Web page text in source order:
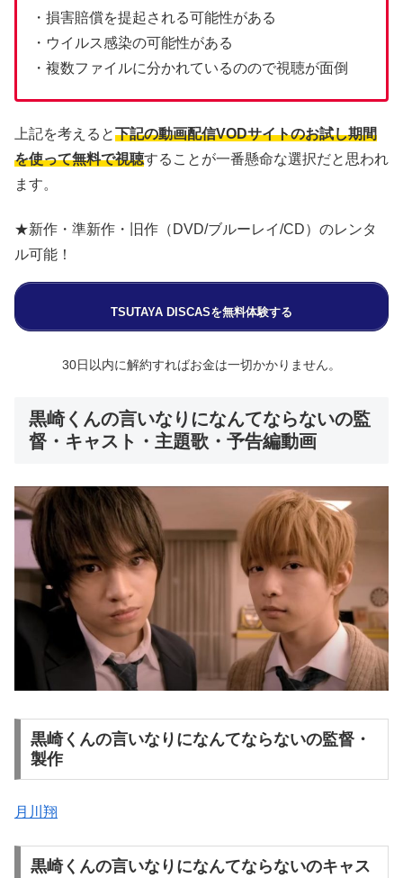
・損害賠償を提起される可能性がある
・ウイルス感染の可能性がある
・複数ファイルに分かれているのので視聴が面倒
上記を考えると下記の動画配信VODサイトのお試し期間
を使って無料で視聴することが一番懸命な選択だと思われ
ます。
★新作・準新作・旧作（DVD/ブルーレイ/CD）のレンタ
ル可能！
TSUTAYA DISCASを無料体験する
30日以内に解約すればお金は一切かかりません。
黒崎くんの言いなりになんてならないの監
督・キャスト・主題歌・予告編動画
黒崎くんの言いなりになんてならないの監督・
製作
月川翔
黒崎くんの言いなりになんてならないのキャス